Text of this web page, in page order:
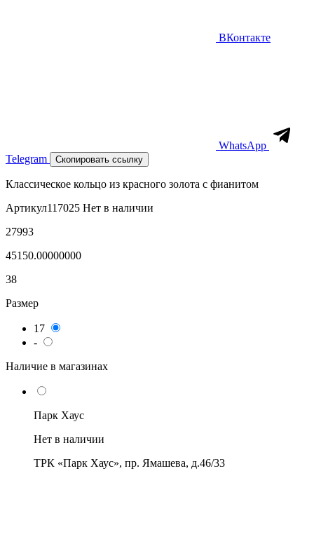
ВКонтакте
WhatsApp
Telegram
Скопировать ссылку
Классическое кольцо из красного золота с фианитом
Артикул117025 Нет в наличии
27993
45150.00000000
38
Размер
17
-
Наличие в магазинах
Парк Хаус
Нет в наличии
ТРК «Парк Хаус», пр. Ямашева, д.46/33